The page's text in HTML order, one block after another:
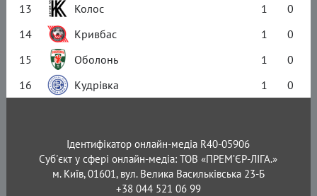
13
Колос 1
0
14
Кривбас 1
0
15
Оболонь 1
0
16
Кудрівка 1 0
Ідентифікатор онлайн-медіа R40-05906
Суб'єкт у сфері онлайн-медіа: ТОВ «ПРЕМ’ЄР-ЛІГА.»
м. Київ, 01601, вул. Велика Васильківська 23-Б
+38 044 521 06 99